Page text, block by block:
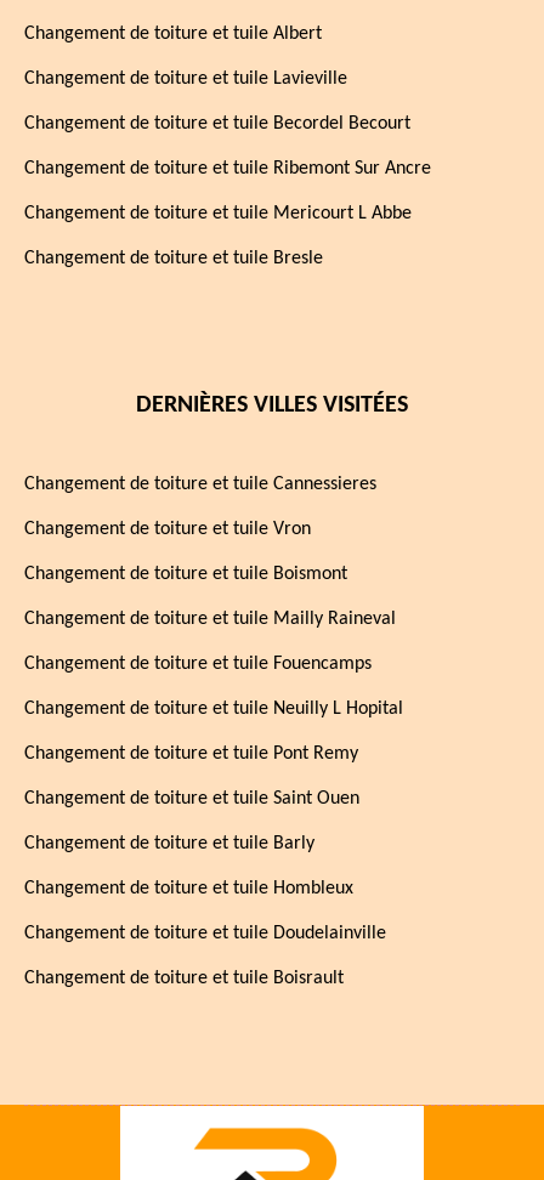
Changement de toiture et tuile Albert
Changement de toiture et tuile Lavieville
Changement de toiture et tuile Becordel Becourt
Changement de toiture et tuile Ribemont Sur Ancre
Changement de toiture et tuile Mericourt L Abbe
Changement de toiture et tuile Bresle
DERNIÈRES VILLES VISITÉES
Changement de toiture et tuile Cannessieres
Changement de toiture et tuile Vron
Changement de toiture et tuile Boismont
Changement de toiture et tuile Mailly Raineval
Changement de toiture et tuile Fouencamps
Changement de toiture et tuile Neuilly L Hopital
Changement de toiture et tuile Pont Remy
Changement de toiture et tuile Saint Ouen
Changement de toiture et tuile Barly
Changement de toiture et tuile Hombleux
Changement de toiture et tuile Doudelainville
Changement de toiture et tuile Boisrault